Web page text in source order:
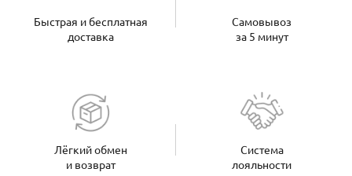
Быстрая и бесплатная
доставка
Самовывоз
за 5 минут
Лёгкий обмен
и возврат
Система
лояльности